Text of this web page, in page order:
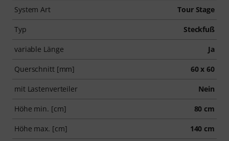
System Art Tour Stage
Typ Steckfuß
variable Länge Ja
Querschnitt [mm] 60 x 60
mit Lastenverteiler Nein
Höhe min. [cm] 80 cm
Höhe max. [cm] 140 cm